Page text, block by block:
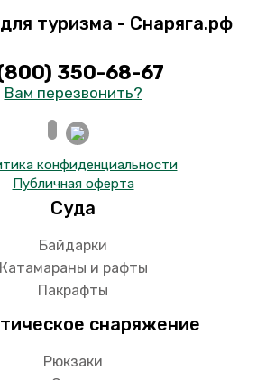
350-68-67
Вам перезвонить?
конфиденциальности
Публичная оферта
Суда
Байдарки
Катамараны и рафты
Пакрафты
снаряжение
Рюкзаки